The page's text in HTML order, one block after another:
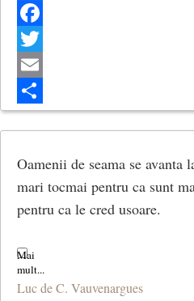
Facebook
Twitter
Email
Share
Oamenii de seama se
mari tocmai pentru ca sunt
pentru ca le cred usoare.
Luc de C. Vauvenargues